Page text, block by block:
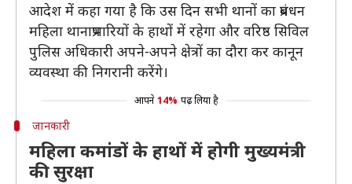
आदेश में कहा गया है कि उस दिन सभी थानों का प्रबंधन
महिला थानाप्रभारियों के हाथों में रहेगा और वरिष्ठ सिविल
पुलिस अधिकारी अपने-अपने क्षेत्रों का दौरा कर कानून
व्यवस्था की निगरानी करेंगे।
आपने 14% पढ़ लिया है
जानकारी
महिला कमांडों के हाथों में होगी मुख्यमंत्री
की सुरक्षा